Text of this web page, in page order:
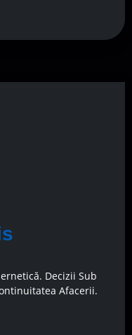
Decizii Sub
Afacerii.